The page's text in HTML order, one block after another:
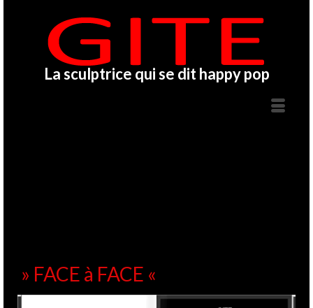
La sculptrice qui se dit happy pop
» FACE à FACE «